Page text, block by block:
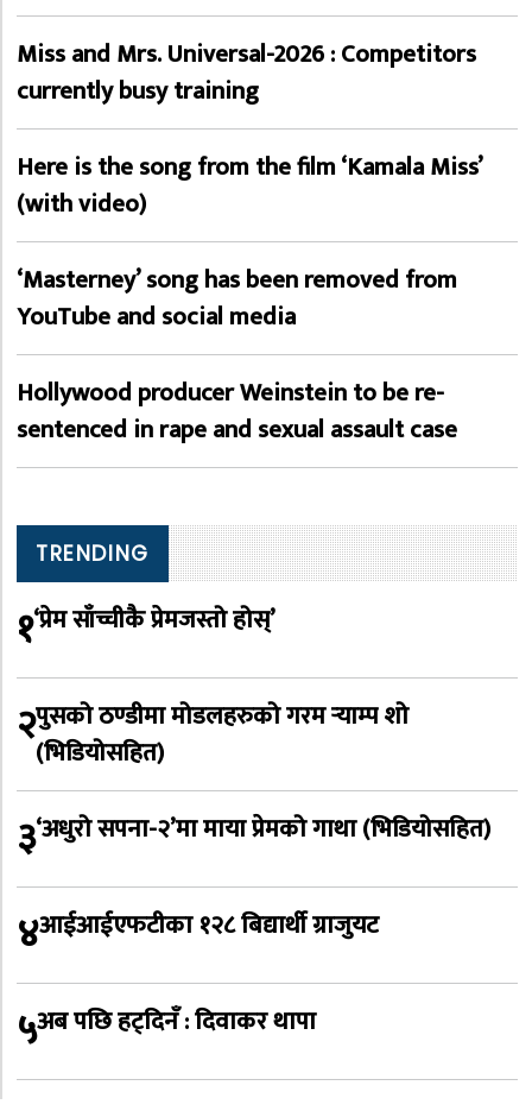
Miss and Mrs. Universal-2026 : Competitors
currently busy training
Here is the song from the film ‘Kamala Miss’
(with video)
‘Masterney’ song has been removed from
YouTube and social media
Hollywood producer Weinstein to be re-
sentenced in rape and sexual assault case
TRENDING
१‘प्रेम साँच्चीकै प्रेमजस्तो होस्’
२पुसको ठण्डीमा मोडलहरुको गरम र्‍याम्प शो
(भिडियोसहित)
३‘अधुरो सपना-२’मा माया प्रेमको गाथा (भिडियोसहित)
४आईआईएफटीका १२८ बिद्यार्थी ग्राजुयट
५अब पछि हट्दिनँ : दिवाकर थापा